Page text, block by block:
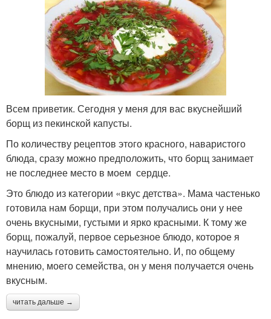
Всем приветик. Сегодня у меня для вас вкуснейший
борщ из пекинской капусты.
По количеству рецептов этого красного, наваристого
блюда, сразу можно предположить, что борщ занимает
не последнее место в моем сердце.
Это блюдо из категории «вкус детства». Мама частенько
готовила нам борщи, при этом получались они у нее
очень вкусными, густыми и ярко красными. К тому же
борщ, пожалуй, первое серьезное блюдо, которое я
научилась готовить самостоятельно. И, по общему
мнению, моего семейства, он у меня получается очень
вкусным.
читать дальше →